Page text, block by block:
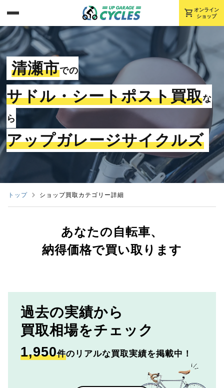
shopping_cart オンライン
ショップ
清瀬市での
サドル・シートポスト買取な
ら
アップガレージサイクルズ
トップ ショップ買取カテゴリー詳細
あなたの自転車、
納得価格で買い取ります
過去の実績から
買取相場をチェック
1,950件のリアルな買取実績を掲載中！